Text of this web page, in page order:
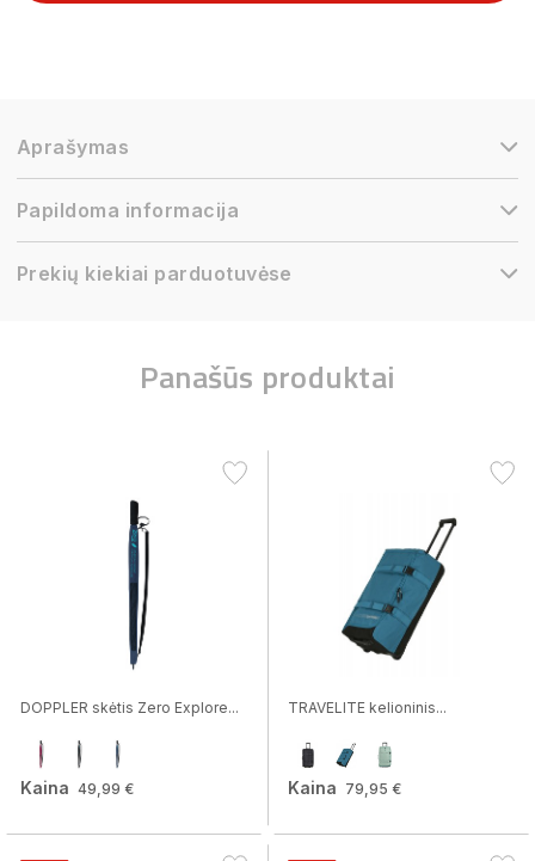
Aprašymas
Papildoma informacija
Prekių kiekiai parduotuvėse
Panašūs produktai
DOPPLER skėtis Zero Explore...
Kaina 49,99 €
TRAVELITE kelioninis...
Kaina 79,95 €